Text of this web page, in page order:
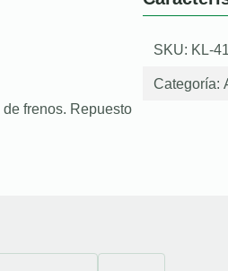
frenos. Repuesto
SKU: KL-
Categoría: